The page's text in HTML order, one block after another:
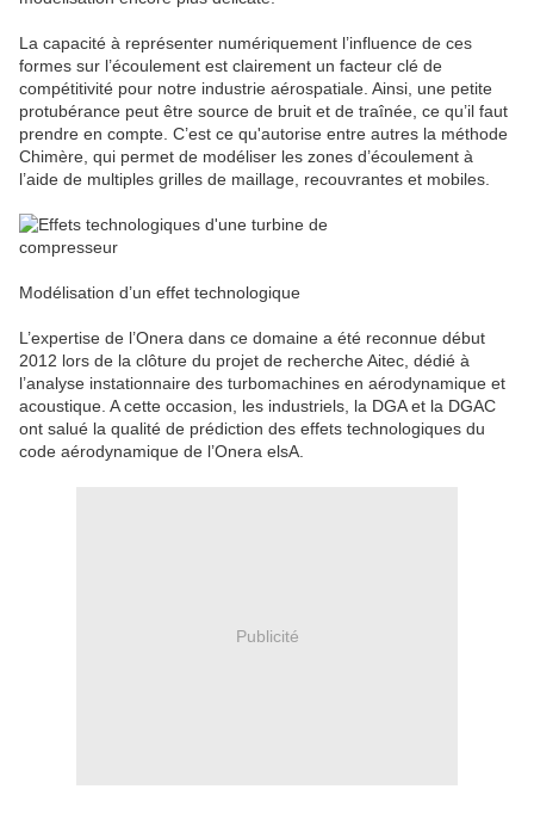
La capacité à représenter numériquement l’influence de ces
formes sur l’écoulement est clairement un facteur clé de
compétitivité pour notre industrie aérospatiale. Ainsi, une petite
protubérance peut être source de bruit et de traînée, ce qu’il faut
prendre en compte. C’est ce qu'autorise entre autres la méthode
Chimère, qui permet de modéliser les zones d’écoulement à
l’aide de multiples grilles de maillage, recouvrantes et mobiles.
Modélisation d’un effet technologique
L’expertise de l’Onera dans ce domaine a été reconnue début
2012 lors de la clôture du projet de recherche Aitec, dédié à
l’analyse instationnaire des turbomachines en aérodynamique et
acoustique. A cette occasion, les industriels, la DGA et la DGAC
ont salué la qualité de prédiction des effets technologiques du
code aérodynamique de l’Onera elsA.
Publicité